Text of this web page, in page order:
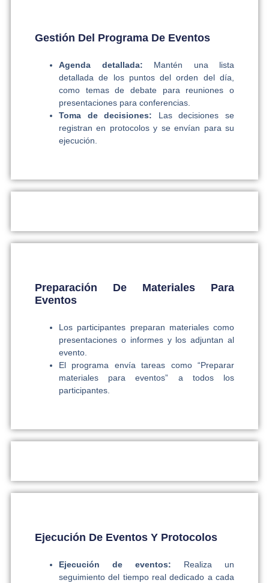
Gestión Del Programa De Eventos
Agenda detallada: Mantén una lista
detallada de los puntos del orden del día,
como temas de debate para reuniones o
presentaciones para conferencias.
Toma de decisiones: Las decisiones se
registran en protocolos y se envían para su
ejecución.
Preparación De Materiales Para
Eventos
Los participantes preparan materiales como
presentaciones o informes y los adjuntan al
evento.
El programa envía tareas como “Preparar
materiales para eventos” a todos los
participantes.
Ejecución De Eventos Y Protocolos
Ejecución de eventos: Realiza un
seguimiento del tiempo real dedicado a cada